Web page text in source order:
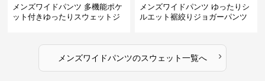
メンズワイドパンツ 多機能ポケ
ット付きゆったりスウェットジ
メンズワイドパンツ ゆったりシ
ルエット裾絞りジョガーパンツ
メンズワイドパンツのスウェット一覧へ ›